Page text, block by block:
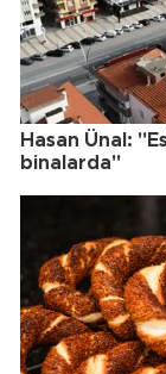
Hasan Ünal:
binalarda"